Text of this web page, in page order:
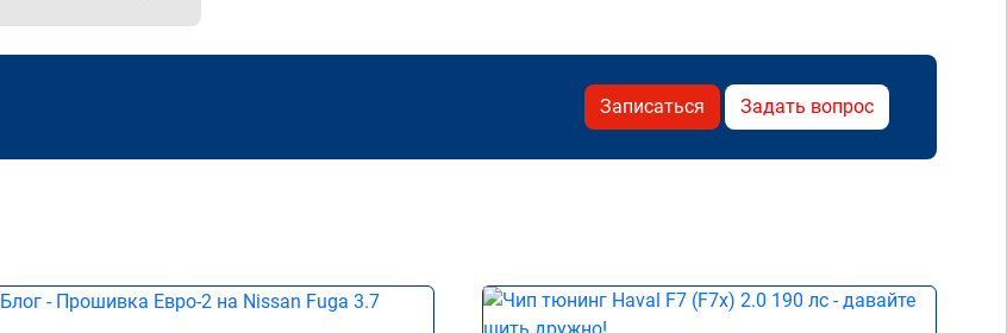
Записаться Задать вопрос